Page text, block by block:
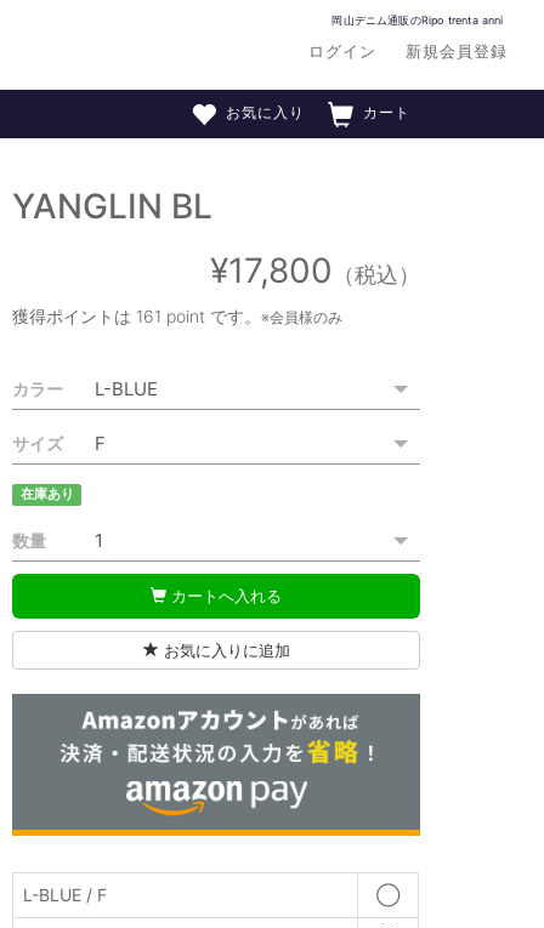
岡山デニム通販のRipo trenta anni
ログイン 新規会員登録
カート
お気に入り
YANGLIN BL
¥17,800 （税込）
獲得ポイントは 161 point です。※会員様のみ
カラー
サイズ
在庫あり
数量
カートへ入れる
お気に入りに追加
L-BLUE / F ◯